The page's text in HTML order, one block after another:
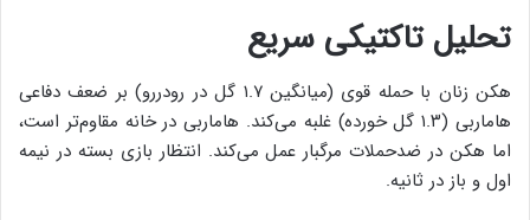
تحلیل تاکتیکی سریع
هکن زنان با حمله قوی (میانگین ۱.۷ گل در رودررو) بر ضعف دفاعی
هاماربی (۱.۳ گل خورده) غلبه می‌کند. هاماربی در خانه مقاوم‌تر است،
اما هکن در ضدحملات مرگبار عمل می‌کند. انتظار بازی بسته در نیمه
اول و باز در ثانیه.